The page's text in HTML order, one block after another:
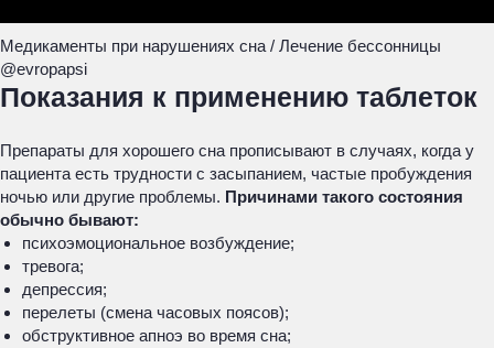
Медикаменты при нарушениях сна / Лечение бессонницы
@evropapsi
Показания к применению таблеток
Препараты для хорошего сна прописывают в случаях, когда у
пациента есть трудности с засыпанием, частые пробуждения
ночью или другие проблемы. Причинами такого состояния
обычно бывают:
психоэмоциональное возбуждение;
тревога;
депрессия;
перелеты (смена часовых поясов);
обструктивное апноэ во время сна;